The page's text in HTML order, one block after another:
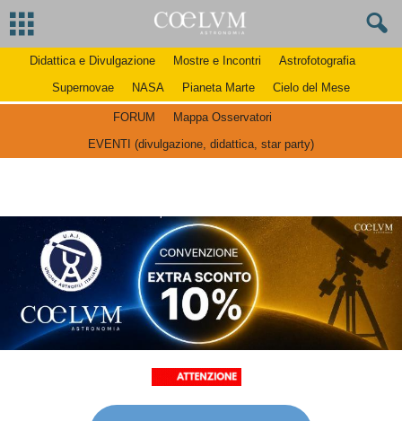
Didattica e Divulgazione Mostre e Incontri
Astrofotografia
Supernovae
NASA Pianeta Marte Cielo del Mese
FORUM
Mappa Osservatori
EVENTI (divulgazione, didattica, star party)